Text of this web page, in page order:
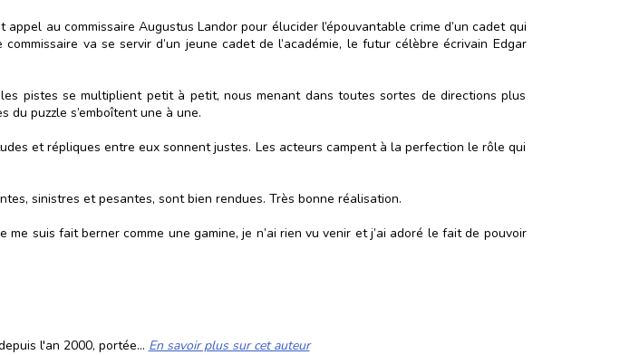
au commissaire Augustus Landor pour élucider l’épouvantable crime d’un cadet qui
va se servir d’un jeune cadet de l’académie, le futur célèbre écrivain Edgar
pistes se multiplient petit à petit, nous menant dans toutes sortes de directions plus
puzzle s’emboîtent une à une.
et répliques entre eux sonnent justes. Les acteurs campent à la perfection le rôle qui
sinistres et pesantes, sont bien rendues. Très bonne réalisation.
suis fait berner comme une gamine, je n’ai rien vu venir et j’ai adoré le fait de pouvoir
l'an 2000, portée... En savoir plus sur cet auteur